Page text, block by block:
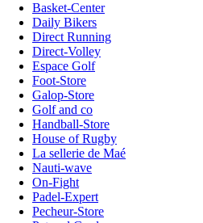
Basket-Center
Daily Bikers
Direct Running
Direct-Volley
Espace Golf
Foot-Store
Galop-Store
Golf and co
Handball-Store
House of Rugby
La sellerie de Maé
Nauti-wave
On-Fight
Padel-Expert
Pecheur-Store